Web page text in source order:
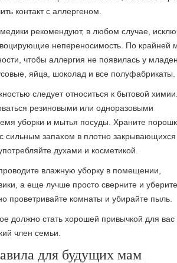
контакт с аллергеном.
рекомендуют, в любом случае,
непереносимость. По крайней
чтобы аллергия не появилась у
яйца, шоколад и все полуфабрикаты.
следует относиться к бытовой
резиновыми или одноразовыми
уборки и мытья посуды. Храните
сильным запахом в плотно закрывающихся
духами и косметикой.
влажную уборку в помещении,
а еще лучше просто сверните и
проветривайте комнаты и убирайте пыль.
должно стать хорошей привычкой для
член семьи.
для будущих мам